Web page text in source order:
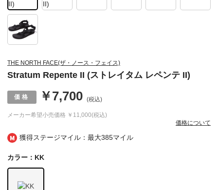
獲得ステージマイル：最大385マイル
THE NORTH FACE(ザ・ノース・フェイス)
Stratum Repente II (ストレイタム レペンテ II)
メーカー希望小売価格 ￥11,000(税込)
￥7,700 (税込)
価格について
カラー：KK